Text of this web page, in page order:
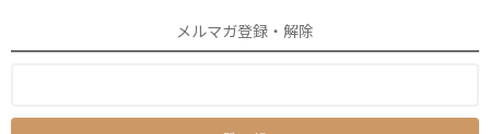
メルマガ登録・解除